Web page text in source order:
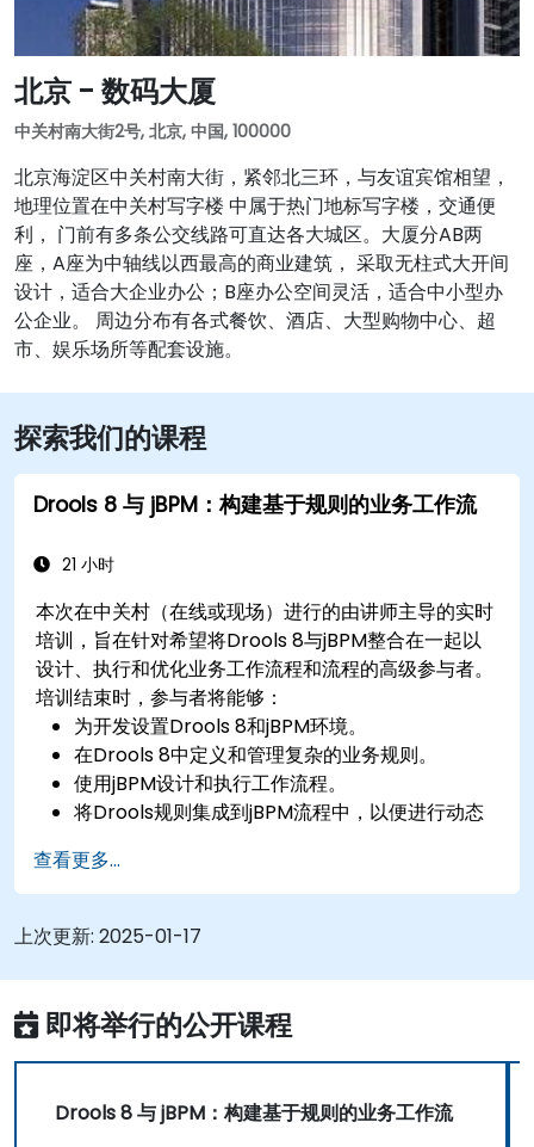
北京 - 数码大厦
中关村南大街2号, 北京, 中国, 100000
北京海淀区中关村南大街，紧邻北三环，与友谊宾馆相望，
地理位置在中关村写字楼 中属于热门地标写字楼，交通便
利， 门前有多条公交线路可直达各大城区。大厦分AB两
座，A座为中轴线以西最高的商业建筑， 采取无柱式大开间
设计，适合大企业办公；B座办公空间灵活，适合中小型办
公企业。 周边分布有各式餐饮、酒店、大型购物中心、超
市、娱乐场所等配套设施。
探索我们的课程
Drools 8 与 jBPM：构建基于规则的业务工作流
21 小时
本次在中关村（在线或现场）进行的由讲师主导的实时
培训，旨在针对希望将Drools 8与jBPM整合在一起以
设计、执行和优化业务工作流程和流程的高级参与者。
培训结束时，参与者将能够：
为开发设置Drools 8和jBPM环境。
在Drools 8中定义和管理复杂的业务规则。
使用jBPM设计和执行工作流程。
将Drools规则集成到jBPM流程中，以便进行动态
优化和排除以规则为导向的工作流程的故障。
查看更多...
上次更新: 2025-01-17
即将举行的公开课程
Drools 8 与 jBPM：构建基于规则的业务工作流